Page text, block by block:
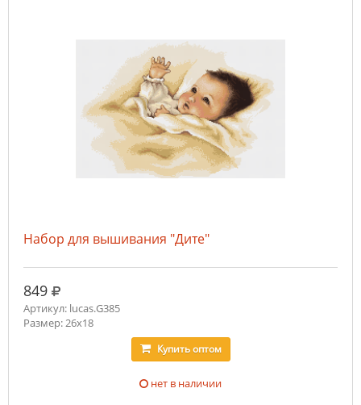
Набор для вышивания "Дите"
849 руб.
Артикул: lucas.G385
Размер: 26х18
Купитьоптом
нет в наличии